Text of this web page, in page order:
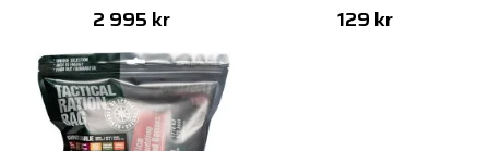
2 995 kr 129 kr